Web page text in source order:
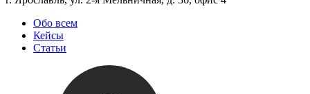
Обо всем
Кейсы
Статьи